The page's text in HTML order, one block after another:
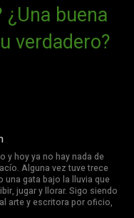
¿Una buena
verdadero?
y hoy ya no hay nada de
Alguna vez tuve trece
gata bajo la lluvia que
jugar y llorar. Sigo siendo
arte y escritora por oficio,